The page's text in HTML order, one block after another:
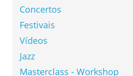
Concertos
Festivais
Vídeos
Jazz
Masterclass - Workshop